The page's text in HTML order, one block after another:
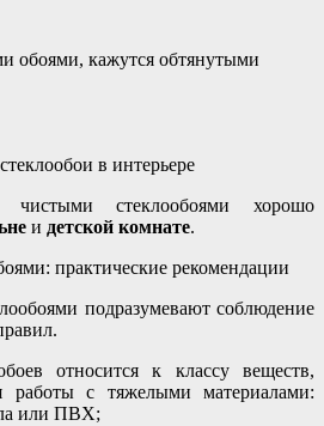
обоями, кажутся обтянутыми
в интерьере
чистыми стеклообоями хорошо
и детской комнате.
практические рекомендации
подразумевают соблюдение
относится к классу веществ,
работы с тяжелыми материалами:
или ПВХ;